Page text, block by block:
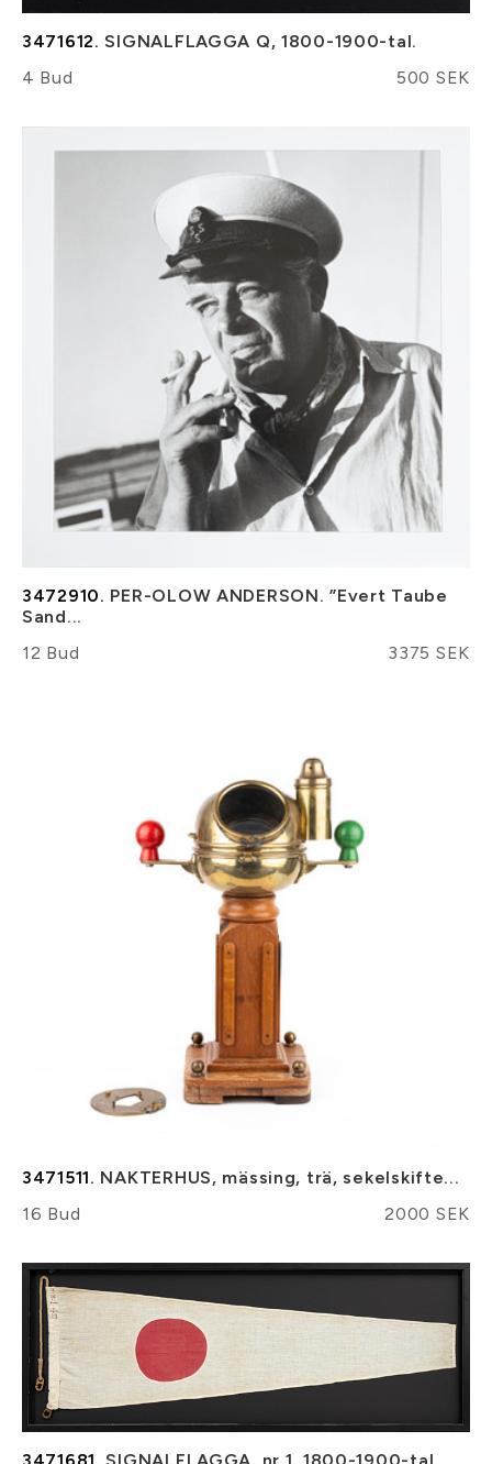
3471612. SIGNALFLAGGA Q, 1800-1900-tal.
4 Bud
500 SEK
3472910. PER-OLOW ANDERSON. ”Evert Taube
Sand...
12 Bud
3375 SEK
3471511. NAKTERHUS, mässing, trä, sekelskifte...
16 Bud
2000 SEK